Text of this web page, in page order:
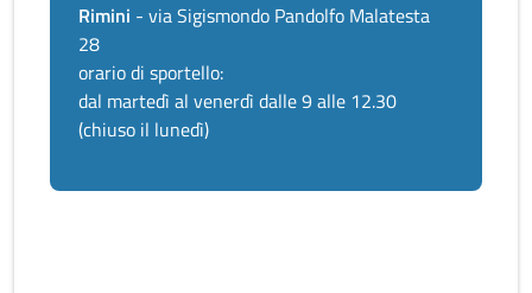
Rimini - via Sigismondo Pandolfo Malatesta
28
orario di sportello:
dal martedì al venerdì dalle 9 alle 12.30
(chiuso il lunedì)